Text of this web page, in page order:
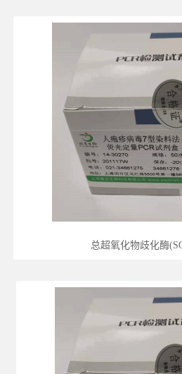
总超氧化物歧化酶